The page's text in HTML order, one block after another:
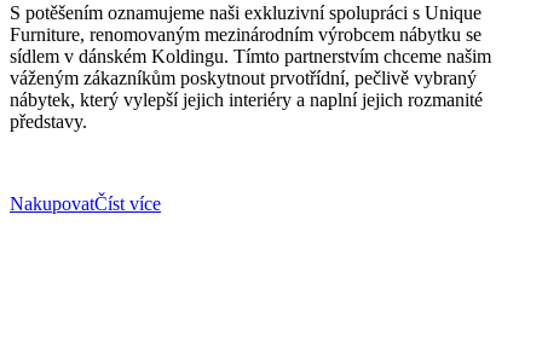
S potěšením oznamujeme naši exkluzivní spolupráci s Unique
Furniture, renomovaným mezinárodním výrobcem nábytku se
sídlem v dánském Koldingu. Tímto partnerstvím chceme našim
váženým zákazníkům poskytnout prvotřídní, pečlivě vybraný
nábytek, který vylepší jejich interiéry a naplní jejich rozmanité
představy.
NakupovatČíst více